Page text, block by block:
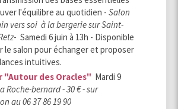
l'équilibre au quotidien - Salon
vers soi à la bergerie sur Saint-
- Samedi 6 juin à 13h - Disponible
le salon pour échanger et proposer
intuitives.
"Autour des Oracles" Mardi 9
Roche-bernard - 30 € - sur
au 06 37 86 19 90